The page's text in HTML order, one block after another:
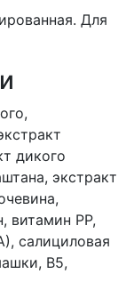
Для
дикого
экстракт
витамин РР,
салициловая
В5,